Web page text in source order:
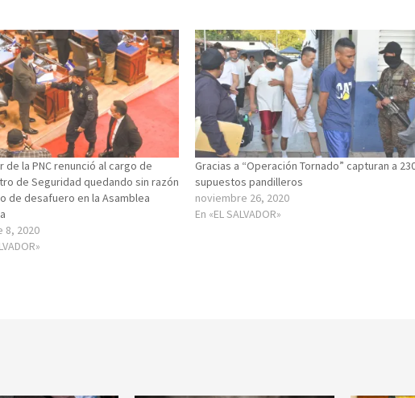
de la PNC renunció al cargo de
de Seguridad quedando sin razón
de desafuero en la Asamblea
8, 2020
Gracias a “Operación Tornado” capturan a
supuestos pandilleros
noviembre 26, 2020
En «EL SALVADOR»